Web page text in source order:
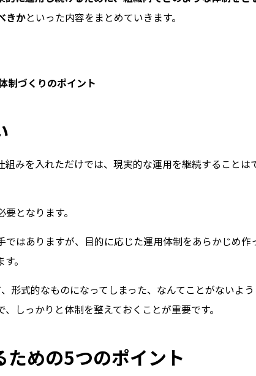
きかといった内容をまとめていきます。
制づくりのポイント
みを入れただけでは、現実的な運用を継続することは
となります。
はありますが、目的に応じた運用体制をあらかじめ作
。
形式的なものになってしまった、なんてことがないよう
しっかりと体制を整えておくことが重要です。
めの5つのポイント